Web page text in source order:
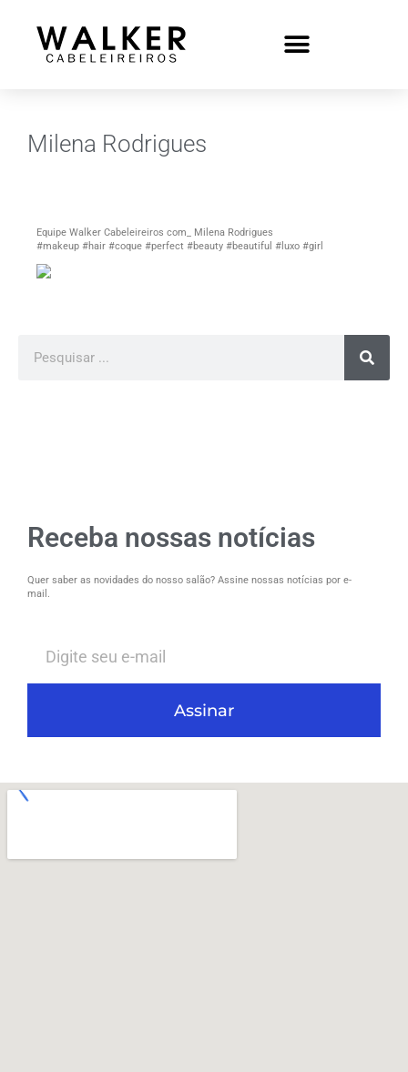
Milena Rodrigues
Equipe Walker Cabeleireiros com_ Milena Rodrigues
#makeup #hair #coque #perfect #beauty #beautiful #luxo #girl
Receba nossas notícias
Quer saber as novidades do nosso salão? Assine nossas notícias por e-
mail.
Assinar